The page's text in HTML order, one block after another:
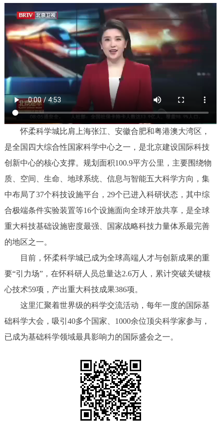
怀柔科学城比肩上海张江、安徽合肥和粤港澳大湾区，
是全国四大综合性国家科学中心之一，是北京建设国际科技
创新中心的核心支撑。规划面积100.9平方公里，主要围绕物
质、空间、生命、地球系统、信息与智能五大科学方向，集
中布局了37个科技设施平台，29个已进入科研状态，其中综
合极端条件实验装置等16个设施面向全球开放共享，是全球
重大科技基础设施密度最强、国家战略科技力量体系最完善
的地区之一。
目前，怀柔科学城已成为全球高端人才与创新成果的重
要“引力场”，在怀科研人员总量达2.6万人，累计突破关键核
心技术59项，产出重大科技成果386项。
这里汇聚着世界级的科学交流活动，每年一度的国际基
础科学大会，吸引40多个国家、1000余位顶尖科学家参与，
已成为基础科学领域最具影响力的国际盛会之一。